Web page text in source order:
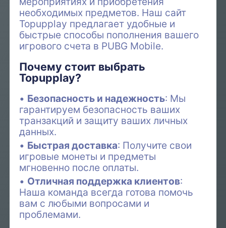
необходимых предметов. Наш сайт
Topupplay предлагает удобные и
быстрые способы пополнения вашего
игрового счета в PUBG Mobile.
Почему стоит выбрать
Topupplay?
Безопасность и надежность: Мы
гарантируем безопасность ваших
транзакций и защиту ваших личных
данных.
Быстрая доставка: Получите свои
игровые монеты и предметы
мгновенно после оплаты.
Отличная поддержка клиентов:
Наша команда всегда готова помочь
вам с любыми вопросами и
проблемами.